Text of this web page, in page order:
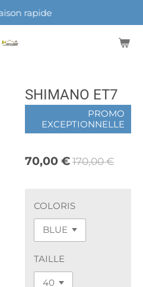
rapide
SHIMANO ET7
PROMO
EXCEPTIONNELLE
70,00 € 170,00 €
COLORIS
TAILLE